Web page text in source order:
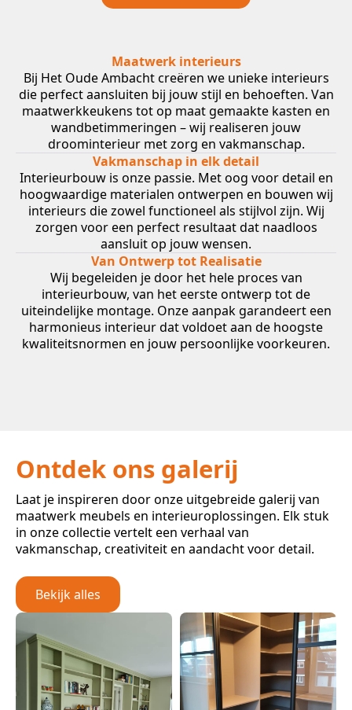
Maatwerk interieurs
Bij Het Oude Ambacht creëren we unieke interieurs
die perfect aansluiten bij jouw stijl en behoeften. Van
maatwerkkeukens tot op maat gemaakte kasten en
wandbetimmeringen – wij realiseren jouw
droominterieur met zorg en vakmanschap.
Vakmanschap in elk detail
Interieurbouw is onze passie. Met oog voor detail en
hoogwaardige materialen ontwerpen en bouwen wij
interieurs die zowel functioneel als stijlvol zijn. Wij
zorgen voor een perfect resultaat dat naadloos
aansluit op jouw wensen.
Van Ontwerp tot Realisatie
Wij begeleiden je door het hele proces van
interieurbouw, van het eerste ontwerp tot de
uiteindelijke montage. Onze aanpak garandeert een
harmonieus interieur dat voldoet aan de hoogste
kwaliteitsnormen en jouw persoonlijke voorkeuren.
Ontdek ons galerij
Laat je inspireren door onze uitgebreide galerij van
maatwerk meubels en interieuroplossingen. Elk stuk
in onze collectie vertelt een verhaal van
vakmanschap, creativiteit en aandacht voor detail.
Bekijk alles